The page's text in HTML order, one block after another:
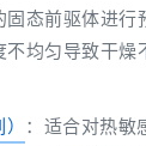
固态前驱体进行
均匀导致干燥
：适合对热敏